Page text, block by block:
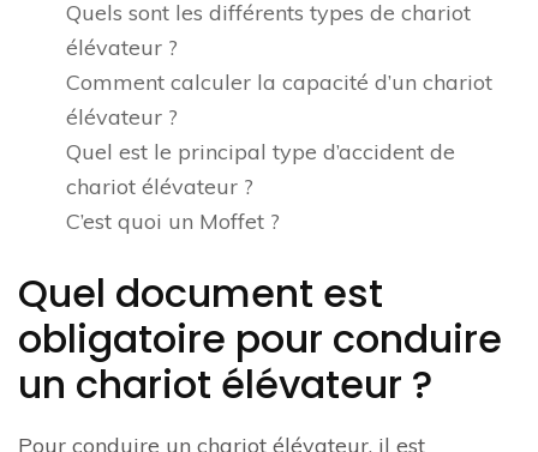
Quels sont les différents types de chariot
élévateur ?
Comment calculer la capacité d’un chariot
élévateur ?
Quel est le principal type d’accident de
chariot élévateur ?
C’est quoi un Moffet ?
Quel document est
obligatoire pour conduire
un chariot élévateur ?
Pour conduire un chariot élévateur, il est